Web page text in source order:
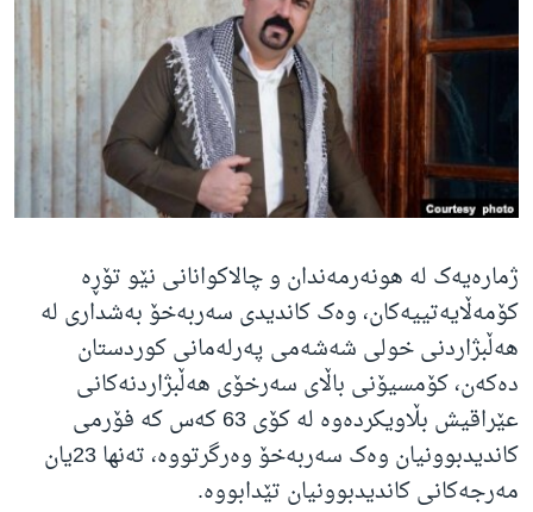
ژیان لە فەرهەنگدا
Learning English
FOLLOW US
زمانه‌کان
ژمارەیەک لە هونەرمەندان و چالاکوانانی نێو تۆڕە
کۆمەڵایەتییەکان، وەک کاندیدی سەربەخۆ بەشداری لە
هەڵبژاردنی خولی شەشەمی پەرلەمانی کوردستان
دەکەن، کۆمسیۆنی باڵای سەرخۆی هەڵبژاردنەکانی
عێراقیش بڵاویکردەوە لە کۆی 63 کەس کە فۆرمی
کاندیدبوونیان وەک سەربەخۆ وەرگرتووە، تەنها 23یان
مەرجەکانی کاندیدبوونیان تێدابووە.